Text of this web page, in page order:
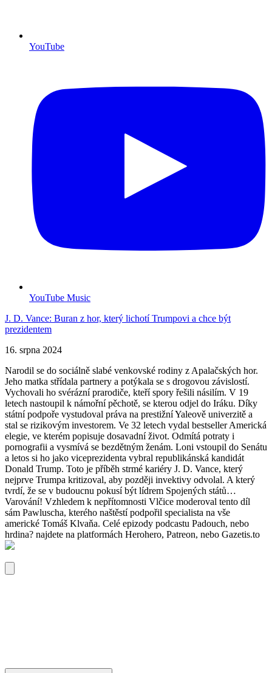
YouTube
YouTube Music
J. D. Vance: Buran z hor, který lichotí Trumpovi a chce být
prezidentem
16. srpna 2024
Narodil se do sociálně slabé venkovské rodiny z Apalačských hor.
Jeho matka střídala partnery a potýkala se s drogovou závislostí.
Vychovali ho svérázní prarodiče, kteří spory řešili násilím. V 19
letech nastoupil k námořní pěchotě, se kterou odjel do Iráku. Díky
státní podpoře vystudoval práva na prestižní Yaleově univerzitě a
stal se rizikovým investorem. Ve 32 letech vydal bestseller Americká
elegie, ve kterém popisuje dosavadní život. Odmítá potraty i
pornografii a vysmívá se bezdětným ženám. Loni vstoupil do Senátu
a letos si ho jako viceprezidenta vybral republikánská kandidát
Donald Trump. Toto je příběh strmé kariéry J. D. Vance, který
nejprve Trumpa kritizoval, aby později invektivy odvolal. A který
tvrdí, že se v budoucnu pokusí být lídrem Spojených států…
Varování! Vzhledem k nepřítomnosti Vlčice moderoval tento díl
sám Pawluscha, kterého naštěstí podpořil specialista na vše
americké Tomáš Klvaňa. Celé epizody podcastu Padouch, nebo
hrdina? najdete na platformách Herohero, Patreon, nebo Gazetis.to